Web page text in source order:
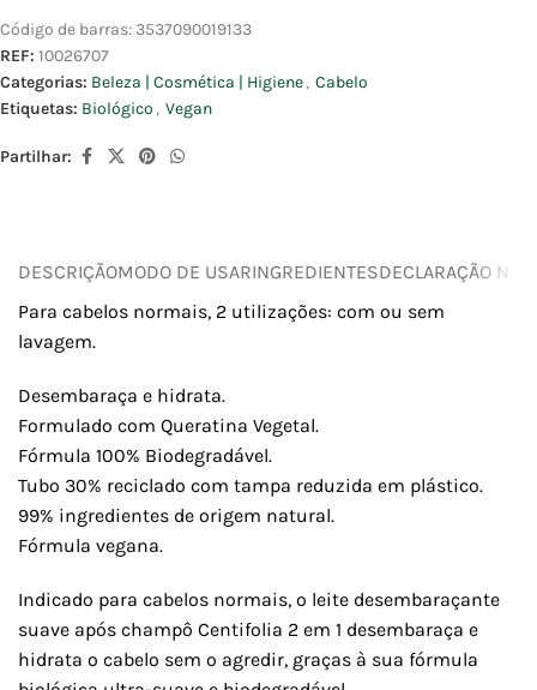
Código de barras: 3537090019133
REF: 10026707
Categorias: Beleza | Cosmética | Higiene, Cabelo
Etiquetas: Biológico , Vegan
Partilhar:
DESCRIÇÃOMODO DE USARINGREDIENTESDECLARAÇÃO
Para cabelos normais, 2 utilizações: com ou sem
lavagem.
Desembaraça e hidrata.
Formulado com Queratina Vegetal.
Fórmula 100% Biodegradável.
Tubo 30% reciclado com tampa reduzida em plástico.
99% ingredientes de origem natural.
Fórmula vegana.
Indicado para cabelos normais, o leite desembaraçante
suave após champô Centifolia 2 em 1 desembaraça e
hidrata o cabelo sem o agredir, graças à sua fórmula